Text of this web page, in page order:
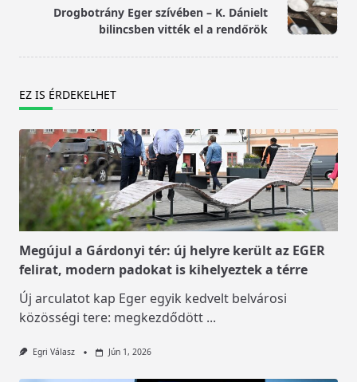
reader-
text">Page</span>
Drogbotrány Eger szívében – K. Dánielt
bilincsben vitték el a rendőrök
EZ IS ÉRDEKELHET
Megújul a Gárdonyi tér: új helyre került az EGER
felirat, modern padokat is kihelyeztek a térre
Új arculatot kap Eger egyik kedvelt belvárosi
közösségi tere: megkezdődött ...
Egri Válasz Jún 1, 2026